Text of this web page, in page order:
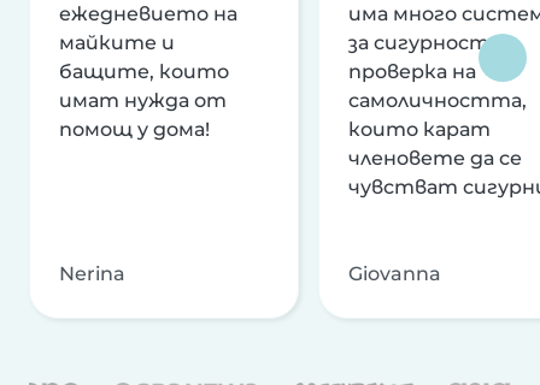
ежедневието на
майките и
бащите, които
имат нужда от
помощ у дома!
Nerina
има много
за сигурност и
проверка на
самоличността,
които карат
членовете да се
чувстват
Giovanna